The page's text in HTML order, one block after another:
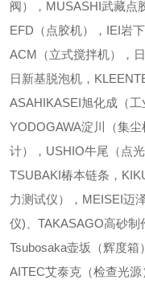
阀），MUSASHI武藏点
EFD（点胶机），IEI岩
ACM（立式搅拌机），
日新基脱泡机，
ASAHIKASEI旭化成（工
YODOGAWA淀川（集
计），USHIO牛尾（点
TSUBAKI椿本链条，
力测试仪），MEISEI迈
仪)、TAKASAGO高砂制
Tsubosaka壶坂（辉度箱
AITEC艾泰克（检查光源